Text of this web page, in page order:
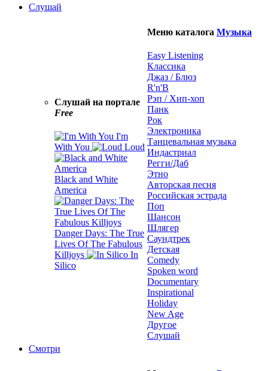
Слушай
Слушай на портале
Free
I'm
With You
Loud
Black and White
America
Danger Days: The True
Lives Of The Fabulous
Killjoys
In
Silico
Меню каталога Музыка
Easy Listening
Классика
Джаз / Блюз
R'n'B
Рэп / Хип-хоп
Панк
Рок
Электроника
Танцевальная музыка
Индастриал
Регги/Даб
Этно
Авторская песня
Российская эстрада
Поп
Шансон
Шлягер
Саундтрек
Детская
Comedy
Spoken word
Documentary
Inspirational
Holiday
New Age
Другое
Слушай
Смотри